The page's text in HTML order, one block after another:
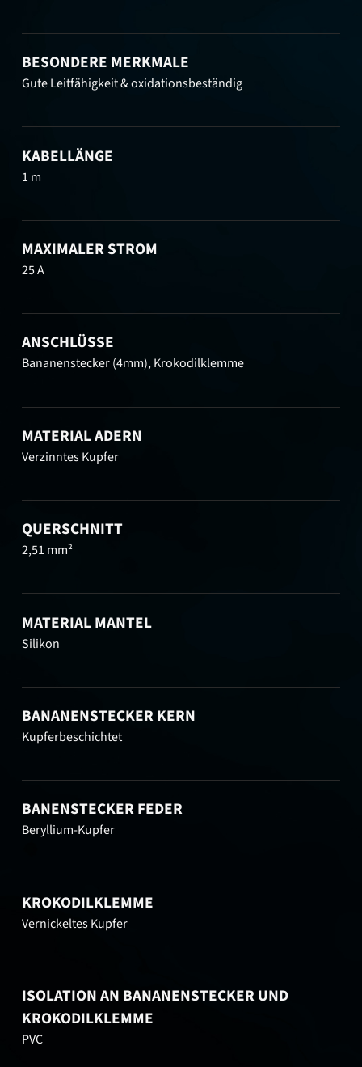
BESONDERE MERKMALE
Gute Leitfähigkeit & oxidationsbeständig
KABELLÄNGE
1 m
MAXIMALER STROM
25 A
ANSCHLÜSSE
Bananenstecker (4mm), Krokodilklemme
MATERIAL ADERN
Verzinntes Kupfer
QUERSCHNITT
2,51 mm²
MATERIAL MANTEL
Silikon
BANANENSTECKER KERN
Kupferbeschichtet
BANENSTECKER FEDER
Beryllium-Kupfer
KROKODILKLEMME
Vernickeltes Kupfer
ISOLATION AN BANANENSTECKER UND
KROKODILKLEMME
PVC